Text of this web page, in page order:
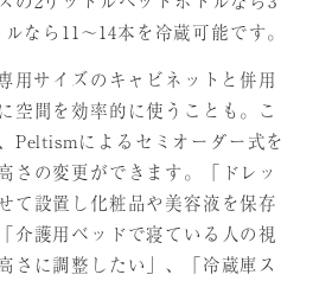
なら11〜14本を冷蔵可能です。
用サイズのキャビネットと併用
空間を効率的に使うことも。こ
Peltismによるセミオーダー式を
さの変更ができます。「ドレッ
て設置し化粧品や美容液を保存
護用ベッドで寝ている人の視
さに調整したい」、「冷蔵庫ス